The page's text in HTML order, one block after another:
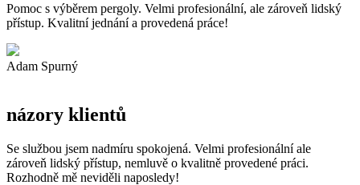
Pomoc s výběrem pergoly. Velmi profesionální, ale zároveň lidský
přístup. Kvalitní jednání a provedená práce!
Adam Spurný
názory klientů
Se službou jsem nadmíru spokojená. Velmi profesionální ale
zároveň lidský přístup, nemluvě o kvalitně provedené práci.
Rozhodně mě neviděli naposledy!